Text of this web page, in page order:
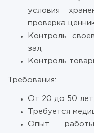
условия
проверка
Контроль
зал;
Контроль
Требования:
От 20 до 50
Требуется
Опыт